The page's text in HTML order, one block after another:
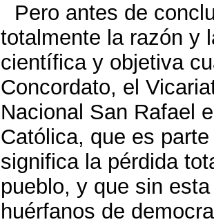
Pero antes de
totalmente la razón y
científica y objetiva
Concordato, el
Nacional San Rafael
Católica, que es
significa la pérdida
pueblo, y que sin
huérfanos de